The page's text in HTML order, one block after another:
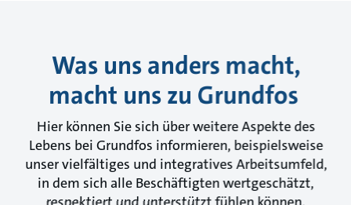
Was uns anders macht,
macht uns zu Grundfos
Hier können Sie sich über weitere Aspekte des
Lebens bei Grundfos informieren, beispielsweise
unser vielfältiges und integratives Arbeitsumfeld,
in dem sich alle Beschäftigten wertgeschätzt,